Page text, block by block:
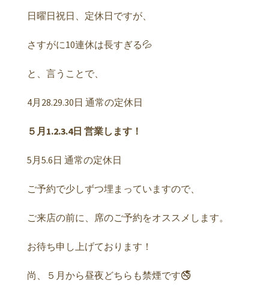
日曜日祝日、定休日ですが、
さすがに10連休は長すぎる💦
と、言うことで、
4月28.29.30日 通常の定休日
５月1.2.3.4日 営業します！
5月5.6日 通常の定休日
ご予約で少しずつ埋まっていますので、
ご来店の前に、席のご予約をオススメします。
お待ち申し上げております！
尚、５月から昼夜どちらも禁煙です🚭